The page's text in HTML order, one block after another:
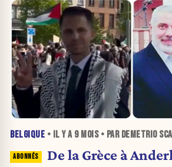
BELGIQUE • IL Y A 9 MOIS• PAR DEMETRIO
De la Grèce à